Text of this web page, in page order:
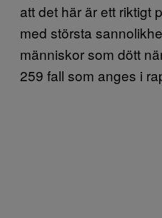
att det här är ett riktigt
med största
människor som dött
259 fall som anges i